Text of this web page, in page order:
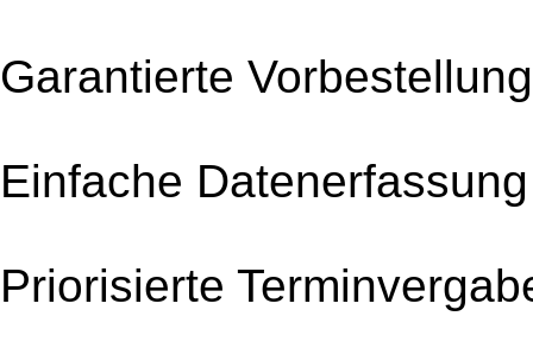
Garantierte
Einfache Datenerfassung
Priorisierte